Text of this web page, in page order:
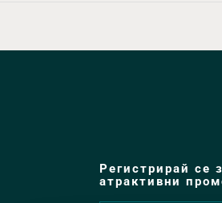
Регистрирай се
атрактивни